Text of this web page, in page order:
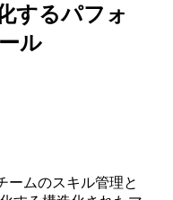
するパフォ
ル
ームのスキル管理と